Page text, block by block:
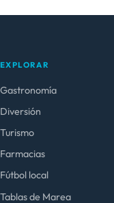
EXPLORAR
Gastronomía
Diversión
Turismo
Farmacias
Fútbol local
Tablas de Marea